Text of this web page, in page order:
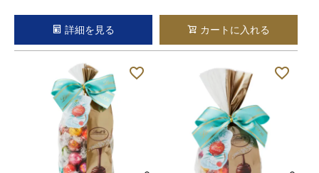
詳細を見る カートに入れる